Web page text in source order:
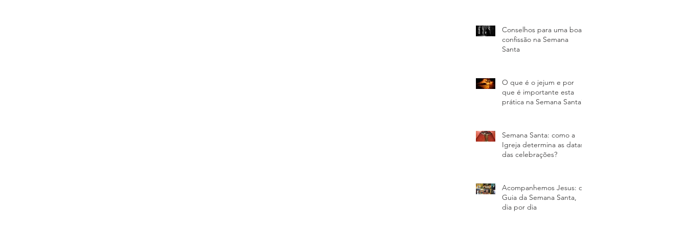
Conselhos para uma boa
confissão na Semana
Santa
O que é o jejum e por
que é importante esta
prática na Semana Santa?
Semana Santa: como a
Igreja determina as datas
das celebrações?
Acompanhemos Jesus: o
Guia da Semana Santa,
dia por dia